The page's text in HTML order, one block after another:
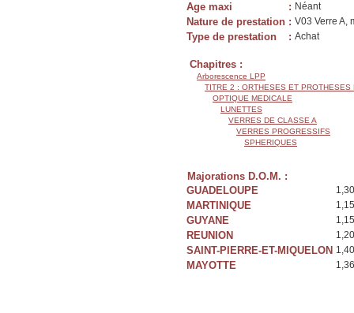
Age maxi : Néant
Nature de prestation : V03 Verre A,
Type de prestation : Achat
Chapitres :
Arborescence LPP
TITRE 2 : ORTHESES ET PROTHESES
OPTIQUE MEDICALE
LUNETTES
VERRES DE CLASSE A
VERRES PROGRESSIFS
SPHERIQUES
Majorations D.O.M. :
GUADELOUPE
MARTINIQUE
GUYANE
REUNION
SAINT-PIERRE-ET-MIQUELON
MAYOTTE